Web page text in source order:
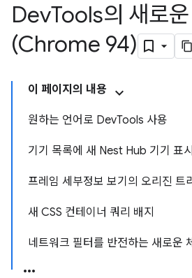
DevTools의 새로
(Chrome 94)
이 페이지의 내용
원하는 언어로 DevTools 사용
기기 목록에 새 Nest Hub 기기 표시
프레임 세부정보 보기의 오리진 트
새 CSS 컨테이너 쿼리 배지
네트워크 필터를 반전하는 새로운